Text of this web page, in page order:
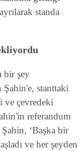
standa
bir şey
Şahin'e, stanttaki
ve çevredeki
referandum
‘Başka bir
ve her şeyden